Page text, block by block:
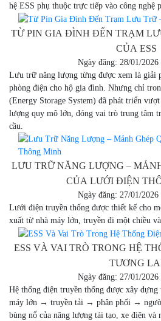
hệ ESS phụ thuộc trực tiếp vào công nghệ
TỪ PIN GIA ĐÌNH ĐẾN TRẠM
CỦA ESS
Ngày đăng: 28/01/
Lưu trữ năng lượng từng được xem là giải
phòng điện cho hộ gia đình. Nhưng chỉ
(Energy Storage System) đã phát triển
lượng quy mô lớn, đóng vai trò trung tâm
cầu.
LƯU TRỮ NĂNG LƯỢNG –
CỦA LƯỚI ĐIỆN
Ngày đăng: 27/01/
Lưới điện truyền thống được thiết kế cho
xuất từ nhà máy lớn, truyền đi một chiều
ESS VÀ VAI TRÒ TRONG HỆ
TƯƠNG
Ngày đăng: 27/01/
Hệ thống điện truyền thống được xây
máy lớn → truyền tải → phân phối →
bùng nổ của năng lượng tái tạo, xe điện và